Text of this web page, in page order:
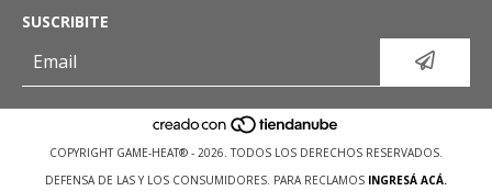
SUSCRIBITE
COPYRIGHT GAME-HEAT® - 2026. TODOS LOS DERECHOS RESERVADOS.
DEFENSA DE LAS Y LOS CONSUMIDORES. PARA RECLAMOS INGRESÁ ACÁ.